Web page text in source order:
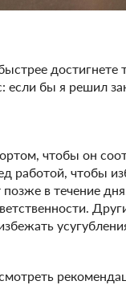
достигнете
если бы я решил
чтобы он
работой, чтобы
в течение